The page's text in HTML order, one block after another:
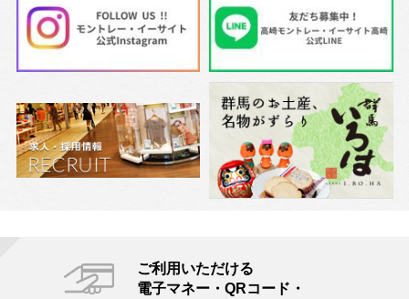
ご利用いただける
電子マネー・QRコード・